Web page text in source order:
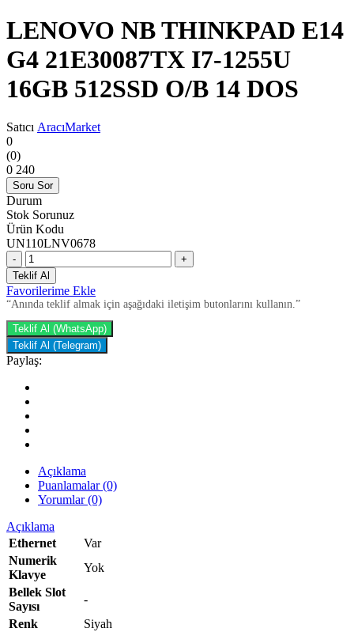
LENOVO NB THINKPAD E14
G4 21E30087TX I7-1255U
16GB 512SSD O/B 14 DOS
Satıcı AracıMarket
0
(0)
0 240
Soru Sor
Durum
Stok Sorunuz
Ürün Kodu
UN110LNV0678
-
+
Teklif Al
Favorilerime Ekle
“Anında teklif almak için aşağıdaki iletişim butonlarını kullanın.”
Teklif Al (WhatsApp)
Teklif Al (Telegram)
Paylaş:
Açıklama
Puanlamalar (0)
Yorumlar (0)
Açıklama
Ethernet
Var
Numerik
Klavye
Yok
Bellek Slot
Sayısı
-
Renk
Siyah